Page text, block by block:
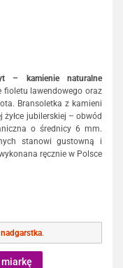
– kamienie naturalne
lawendowego oraz
Bransoletka z kamieni
jubilerskiej – obwód
o średnicy 6 mm.
stanowi gustowną i
ręcznie w Polsce
.